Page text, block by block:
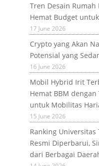
Tren Desain
Hemat Budget
17 June 2026
Crypto yang Akan
Potensial yang
16 June 2026
Mobil Hybrid Irit
Hemat BBM
untuk Mobilitas
15 June 2026
Ranking
Resmi Diperbarui,
dari Berbagai